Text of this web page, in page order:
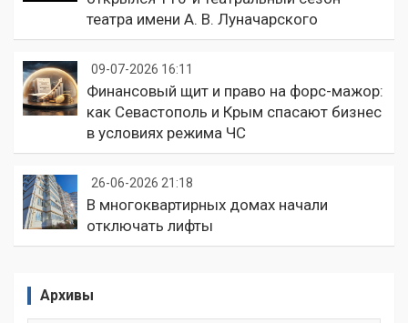
театра имени А. В. Луначарского
09-07-2026 16:11
Финансовый щит и право на форс-мажор:
как Севастополь и Крым спасают бизнес
в условиях режима ЧС
26-06-2026 21:18
В многоквартирных домах начали
отключать лифты
Архивы